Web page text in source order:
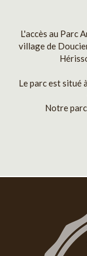
L'accès au Parc
village de
Le parc est situé
Notre